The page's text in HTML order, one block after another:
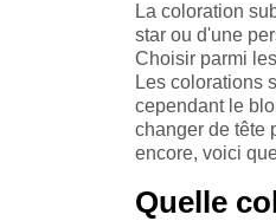
La coloration
star ou d'une
Choisir parmi
Les colorations
cependant le
changer de tête
encore, voici
Quelle